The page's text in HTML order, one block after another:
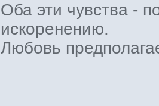
Оба эти чувства -
искоренению.
Любовь